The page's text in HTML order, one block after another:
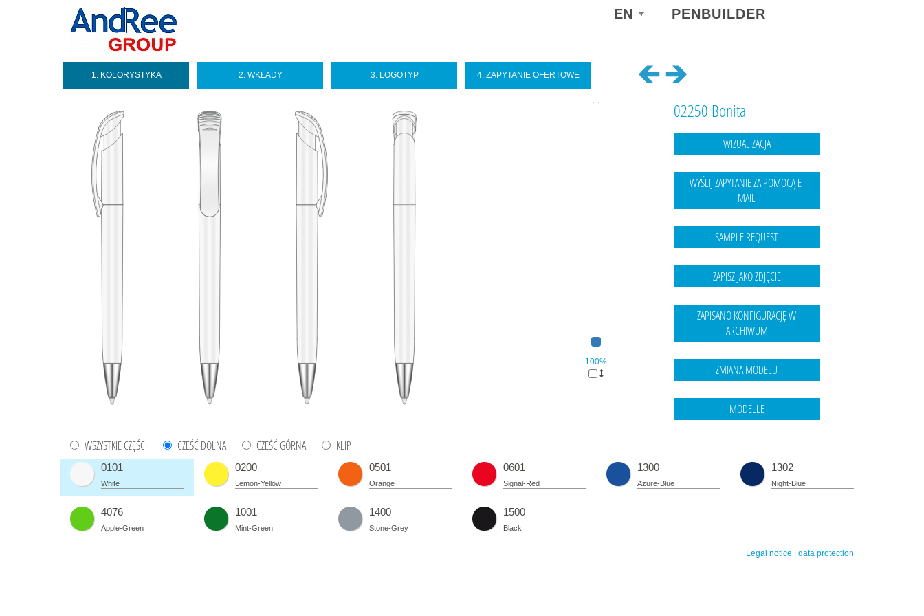
PENBUILDER
Select
yourEN
1. KOLORYSTYKA 2. WKŁADY 3. LOGOTYP 4. ZAPYTANIE OFERTOWE
100%
02250 Bonita
WSZYSTKIE CZĘŚCI CZĘŚĆ DOLNA CZĘŚĆ GÓRNA KLIP
0101
White
0200
Lemon-Yellow
0501
Orange
0601
Signal-Red
1300
Azure-Blue
1302
Night-Blue
4076
Apple-Green
1001
Mint-Green
1400
Stone-Grey
1500
Black
Legal notice data protection